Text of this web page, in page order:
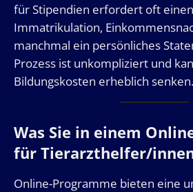
für Stipendien erfordert oft
Immatrikulation,
manchmal ein persönliches
Prozess ist unkompliziert und
Bildungskosten erheblich senken.
Was Sie in einem
für Tierarzthelfer/
Online-Programme bieten eine